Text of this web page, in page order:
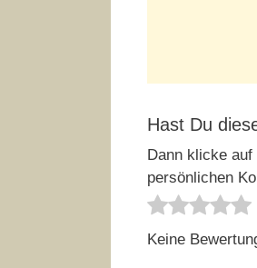
Hast Du
Dann klicke
persönlichen
Keine